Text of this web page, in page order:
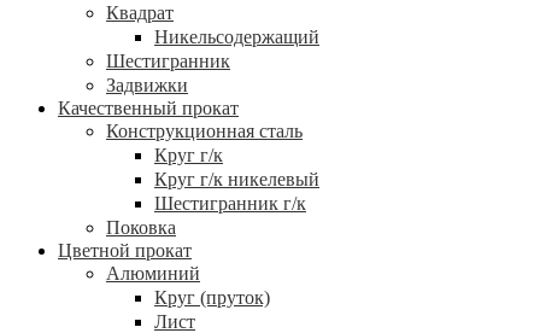
Квадрат
Никельсодержащий
Шестигранник
Задвижки
Качественный прокат
Конструкционная сталь
Круг г/к
Круг г/к никелевый
Шестигранник г/к
Поковка
Цветной прокат
Алюминий
Круг (пруток)
Лист